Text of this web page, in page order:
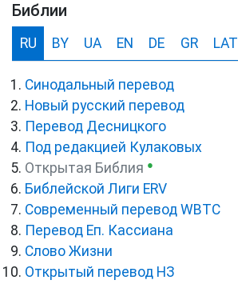
Библии
RU BY UA EN DE GR LAT
Синодальный перевод
Новый русский перевод
Перевод Десницкого
Под редакцией Кулаковых
Открытая Библия ●
Библейской Лиги ERV
Cовременный перевод WBTC
Перевод Еп. Кассиана
Слово Жизни
Открытый перевод НЗ